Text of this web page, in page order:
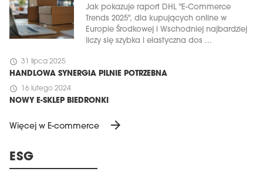
Jak pokazuje raport DHL "E-Commerce
Trends 2025", dla kupujących online w
Europie Środkowej i Wschodniej najbardziej
liczy się szybka i elastyczna dos ...
schedule 31 lipca 2025
HANDLOWA SYNERGIA PILNIE POTRZEBNA
schedule 16 lutego 2024
NOWY E-SKLEP BIEDRONKI
Więcej w E-commerce arrow_forward
ESG